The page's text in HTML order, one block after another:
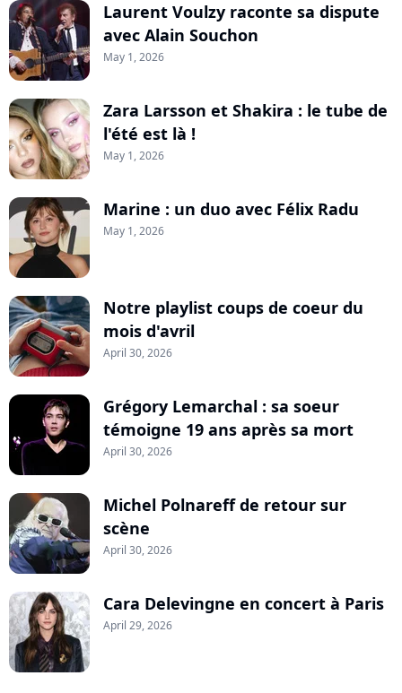
Laurent Voulzy raconte sa dispute
avec Alain Souchon
May 1, 2026
Zara Larsson et Shakira : le tube de
l'été est là !
May 1, 2026
Marine : un duo avec Félix Radu
May 1, 2026
Notre playlist coups de coeur du
mois d'avril
April 30, 2026
Grégory Lemarchal : sa soeur
témoigne 19 ans après sa mort
April 30, 2026
Michel Polnareff de retour sur
scène
April 30, 2026
Cara Delevingne en concert à Paris
April 29, 2026